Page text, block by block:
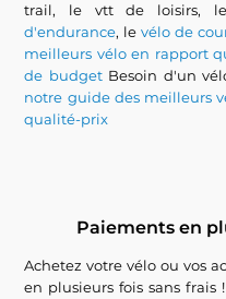
trail, le vtt de loisirs,
d'endurance, levélo de
meilleurs vélo en rapport
de budgetBesoin d'un
notre guide des meilleurs
qualité-prix
Paiements en
Achetez votre vélo ou vos
en plusieurs fois sans frais